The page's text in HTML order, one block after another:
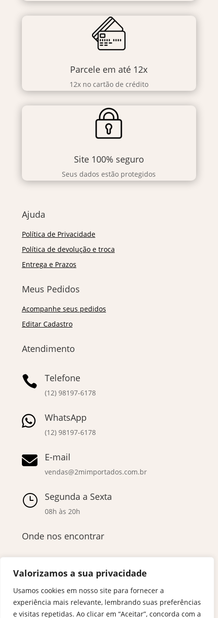
Valorizamos a sua privacidade
Usamos cookies em nosso site para fornecer a
experiência mais relevante, lembrando suas preferências
e visitas repetidas. Ao clicar em “Aceitar”, concorda com a
Parcele em até 12x
12x no cartão de crédito
Site 100% seguro
Seus dados estão protegidos
Ajuda
Política de Privacidade
Política de devolução e troca
Entrega e Prazos
Meus Pedidos
Acompanhe seus pedidos
Editar Cadastro
Atendimento
 Telefone
(12) 98197-6178
 WhatsApp
(12) 98197-6178
 E-mail
vendas@2mimportados.com.br
} Segunda a Sexta
08h às 20h
Onde nos encontrar